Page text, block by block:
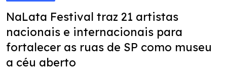
NaLata Festival traz 21 artistas
nacionais e internacionais para
fortalecer as ruas de SP como museu
a céu aberto